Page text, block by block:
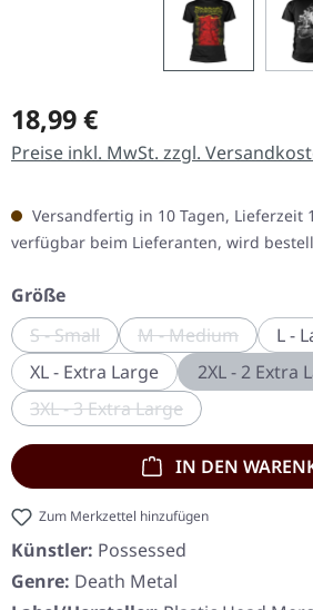
Regulärer Preis:
18,99 €
Preise inkl. MwSt. zzgl.
Versandfertig in 10 Tagen, Lieferzeit
verfügbar beim Lieferanten, wird
Größeauswählen
S - Small(Diese Option ist zurzeit nicht
M - Medium
(Diese OptionL -
XL - Extra Large
2XL - 2 Extra
3XL - 3 Extra Large(Diese Option ist zurzeit
IN DEN
Zum Merkzettel hinzufügen
Künstler: Possessed
Genre: Death Metal